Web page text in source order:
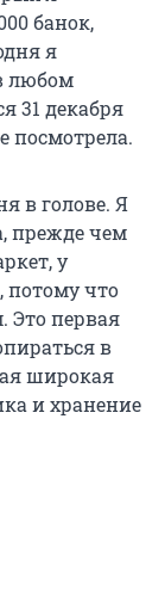
банок,
я
любом
31 декабря
посмотрела.
в голове. Я
прежде чем
у
потому что
Это первая
в
широкая
и хранение